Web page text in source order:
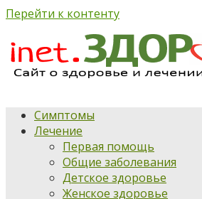
Перейти к контенту
Симптомы
Лечение
Первая помощь
Общие заболевания
Детское здоровье
Женское здоровье